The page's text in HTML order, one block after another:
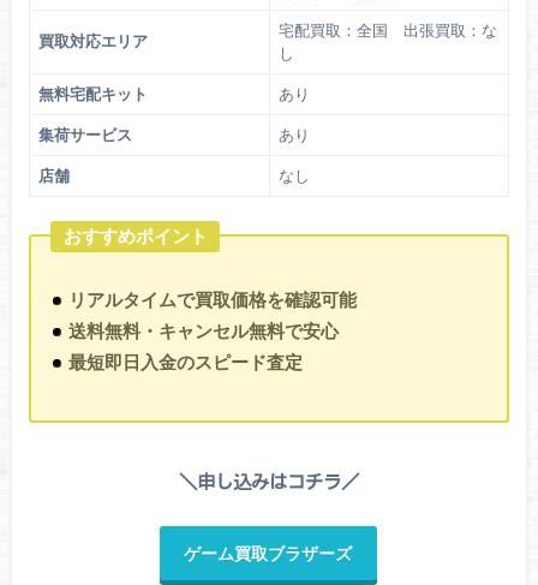
買取対応エリア
宅配買取：全国 出張買取：な
し
無料宅配キット あり
集荷サービス あり
店舗 なし
おすすめポイント
リアルタイムで買取価格を確認可能
送料無料・キャンセル無料で安心
最短即日入金のスピード査定
＼申し込みはコチラ／
ゲーム買取ブラザーズ